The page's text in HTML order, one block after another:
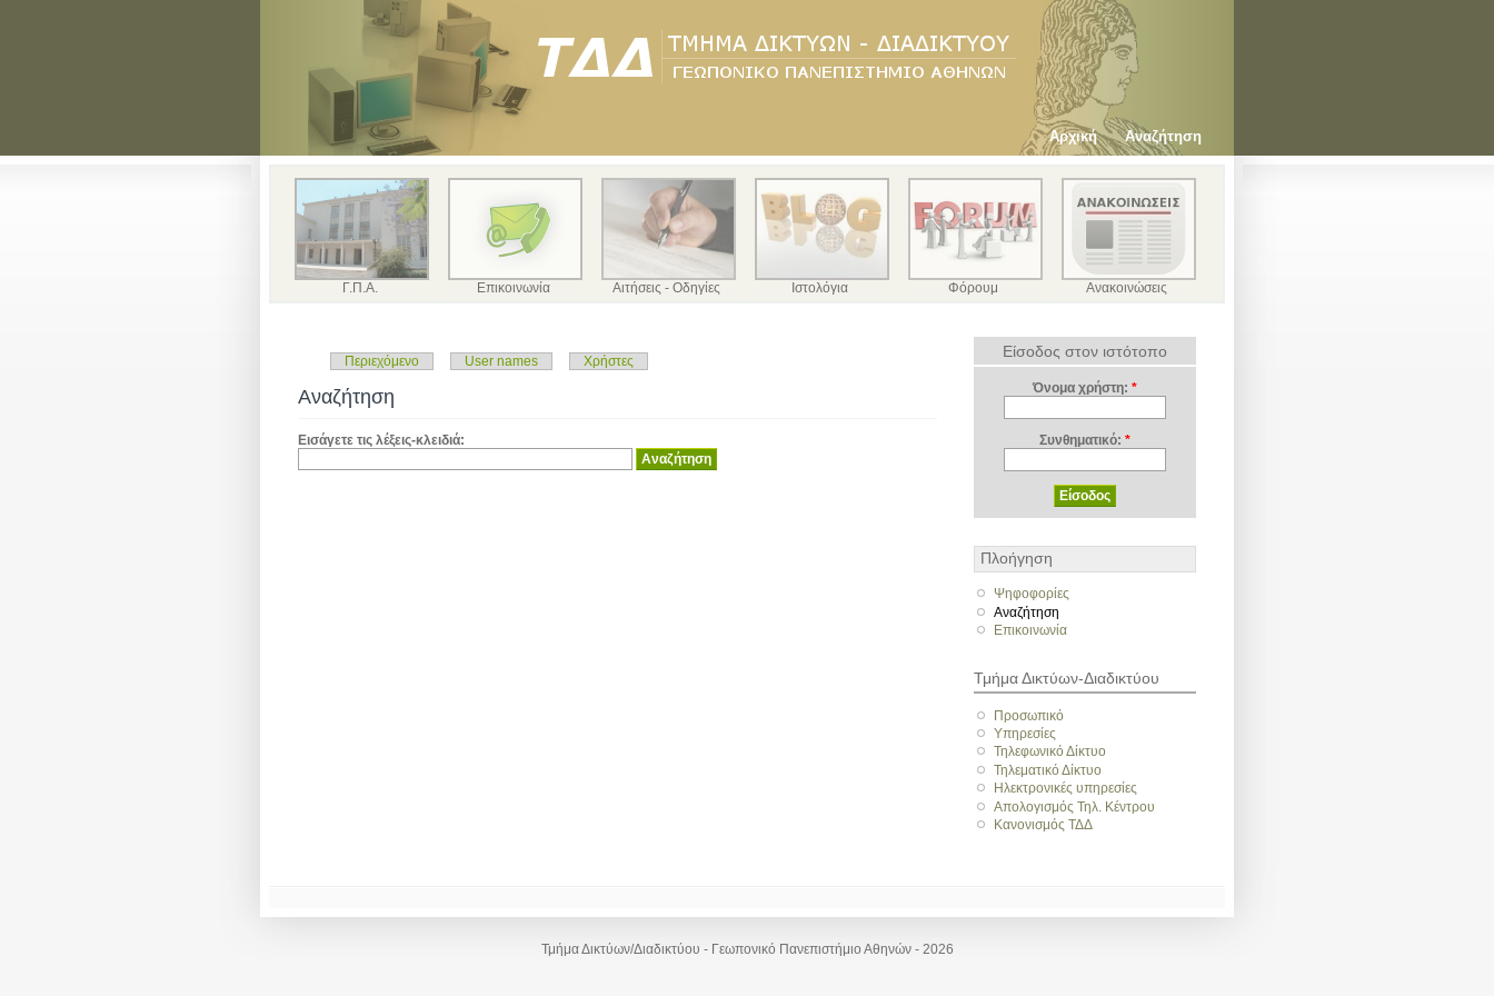
Αρχική Αναζήτηση
Γ.Π.Α. Επικοινωνία Αιτήσεις - Οδηγίες Ιστολόγια Φόρουμ Ανακοινώσεις
Περιεχόμενο User names Χρήστες
Αναζήτηση
Εισάγετε τις λέξεις-κλειδιά:
Είσοδος στον ιστότοπο
Όνομα χρήστη: *
Συνθηματικό: *
Πλοήγηση
Ψηφοφορίες
Αναζήτηση
Επικοινωνία
Τμήμα Δικτύων-Διαδικτύου
Προσωπικό
Υπηρεσίες
Τηλεφωνικό Δίκτυο
Τηλεματικό Δίκτυο
Ηλεκτρονικές υπηρεσίες
Απολογισμός Τηλ. Κέντρου
Κανονισμός ΤΔΔ
Τμήμα Δικτύων/Διαδικτύου - Γεωπονικό Πανεπιστήμιο Αθηνών - 2026